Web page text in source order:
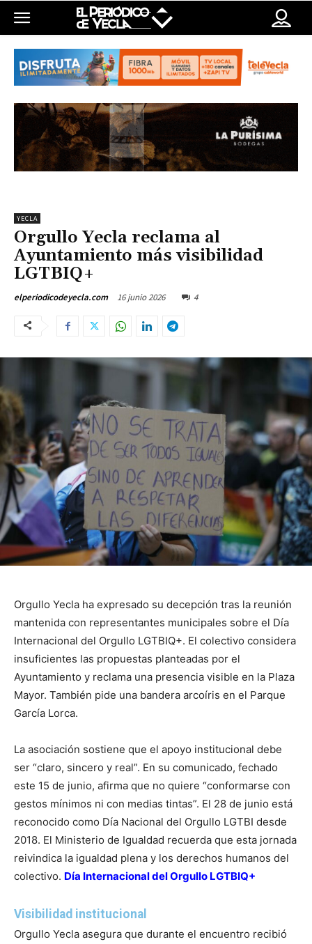
YECLA
Orgullo Yecla reclama al
Ayuntamiento más visibilidad
LGTBIQ+
elperiodicodeyecla.com 16 junio 2026 4
Orgullo Yecla ha expresado su decepción tras la reunión
mantenida con representantes municipales sobre el Día
Internacional del Orgullo LGTBIQ+. El colectivo considera
insuficientes las propuestas planteadas por el
Ayuntamiento y reclama una presencia visible en la Plaza
Mayor. También pide una bandera arcoíris en el Parque
García Lorca.
La asociación sostiene que el apoyo institucional debe
ser “claro, sincero y real”. En su comunicado, fechado
este 15 de junio, afirma que no quiere “conformarse con
gestos mínimos ni con medias tintas”. El 28 de junio está
reconocido como Día Nacional del Orgullo LGTBI desde
2018. El Ministerio de Igualdad recuerda que esta jornada
reivindica la igualdad plena y los derechos humanos del
colectivo. Día Internacional del Orgullo LGTBIQ+
Visibilidad institucional
Orgullo Yecla asegura que durante el encuentro recibió